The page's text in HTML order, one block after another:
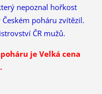
nepoznal hořkost
poháru zvítězil.
ČR mužů.
je Velká cena